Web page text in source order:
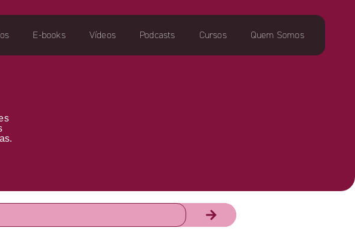
E-books Vídeos Podcasts Cursos Quem Somos